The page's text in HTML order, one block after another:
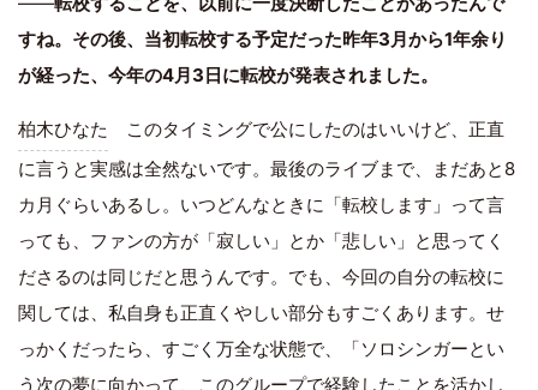
すね。その後、当初転校する予定だった昨年3月から1年余り
が経った、今年の4月3日に転校が発表されました。
柏木ひなた
このタイミングで公にしたのはいいけど、正直
に言うと実感は全然ないです。最後のライブまで、まだあと8
カ月ぐらいあるし。いつどんなときに「転校します」って言
っても、ファンの方が「寂しい」とか「悲しい」と思ってく
ださるのは同じだと思うんです。でも、今回の自分の転校に
関しては、私自身も正直くやしい部分もすごくあります。せ
っかくだったら、すごく万全な状態で、「ソロシンガーとい
う次の夢に向かって、このグループで経験したことを活かし